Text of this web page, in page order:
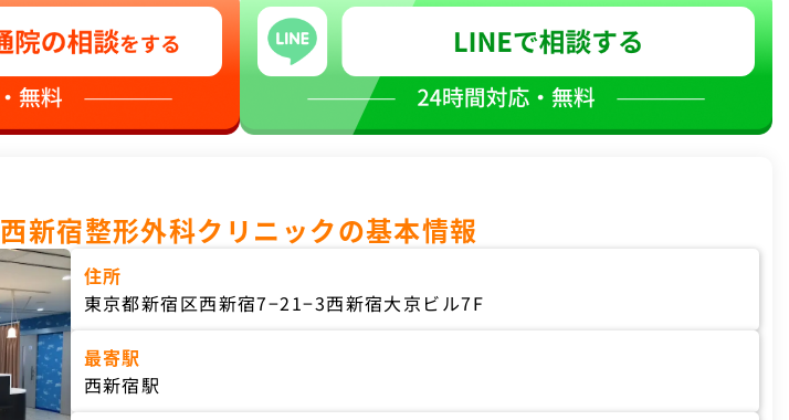
西新宿整形外科クリニックの基本情報
住所
東京都新宿区西新宿7−21−3西新宿大京ビル7F
最寄駅
西新宿駅